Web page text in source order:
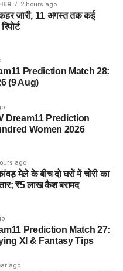
2 hours ago
कहर जारी, 11 अगस्त तक कई
Prediction Match 28:
(9 Aug)
Dream11 Prediction
Women 2026
ago
मेले के बीच दो घरों में चोरी का
₹5 लाख कैश बरामद
Prediction Match 27:
XI & Fantasy Tips
ago